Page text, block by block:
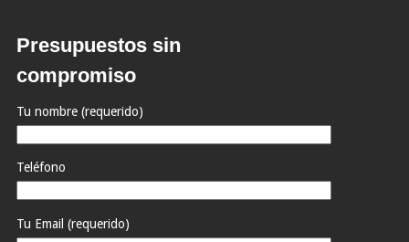
Presupuestos sin
compromiso
Tu nombre (requerido)
Teléfono
Tu Email (requerido)